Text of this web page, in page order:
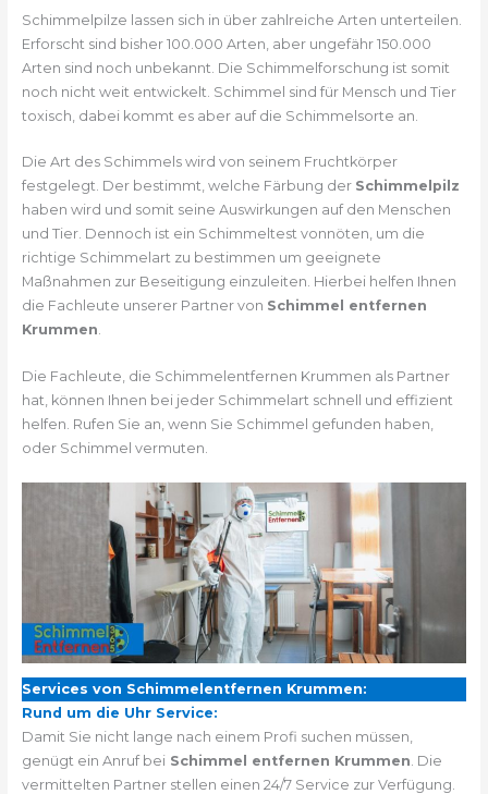
Schimmelpilze lassen sich in über zahlreiche Arten unterteilen.
Erforscht sind bisher 100.000 Arten, aber ungefähr 150.000
Arten sind noch unbekannt. Die Schimmelforschung ist somit
noch nicht weit entwickelt. Schimmel sind für Mensch und Tier
toxisch, dabei kommt es aber auf die Schimmelsorte an.
Die Art des Schimmels wird von seinem Fruchtkörper
festgelegt. Der bestimmt, welche Färbung der Schimmelpilz
haben wird und somit seine Auswirkungen auf den Menschen
und Tier. Dennoch ist ein Schimmeltest vonnöten, um die
richtige Schimmelart zu bestimmen um geeignete
Maßnahmen zur Beseitigung einzuleiten. Hierbei helfen Ihnen
die Fachleute unserer Partner von Schimmel entfernen
Krummen.
Die Fachleute, die Schimmelentfernen Krummen als Partner
hat, können Ihnen bei jeder Schimmelart schnell und effizient
helfen. Rufen Sie an, wenn Sie Schimmel gefunden haben,
oder Schimmel vermuten.
Services von Schimmelentfernen Krummen:
Rund um die Uhr Service:
Damit Sie nicht lange nach einem Profi suchen müssen,
genügt ein Anruf bei Schimmel entfernen Krummen . Die
vermittelten Partner stellen einen 24/7 Service zur Verfügung.